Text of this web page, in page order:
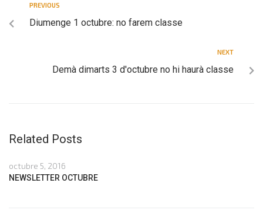
PREVIOUS
Diumenge 1 octubre: no farem classe
NEXT
Demà dimarts 3 d'octubre no hi haurà classe
Related Posts
octubre 5, 2016
NEWSLETTER OCTUBRE